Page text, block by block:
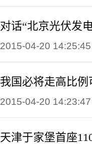
对话“北京光伏发
2015-04-20 14:25:45
我国必将走高比
2015-04-20 14:23:47
天津于家堡首座